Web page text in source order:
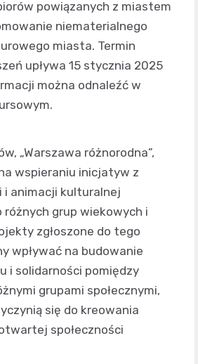
powiązanych z miastem
niematerialnego
miasta. Termin
upływa 15 stycznia 2025
można odnaleźć w
„Warszawa różnorodna”,
wspieraniu inicjatyw z
i animacji kulturalnej
różnych grup wiekowych i
zgłoszone do tego
wpływać na budowanie
i solidarności pomiędzy
grupami społecznymi,
się do kreowania
społeczności